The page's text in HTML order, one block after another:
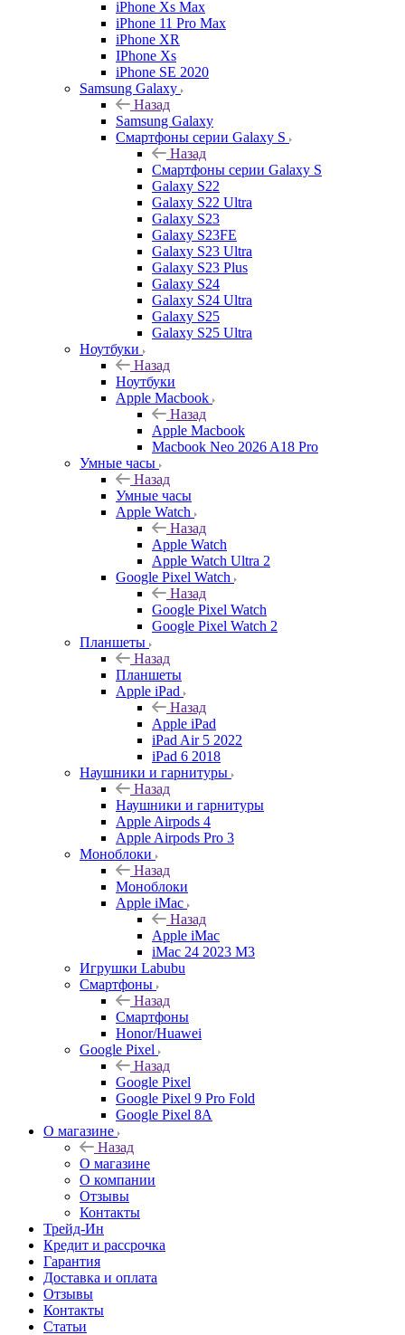
iPhone Xs Max
iPhone 11 Pro Max
iPhone XR
IPhone Xs
iPhone SE 2020
Samsung Galaxy
Назад
Samsung Galaxy
Смартфоны серии Galaxy S
Назад
Смартфоны серии Galaxy S
Galaxy S22
Galaxy S22 Ultra
Galaxy S23
Galaxy S23FE
Galaxy S23 Ultra
Galaxy S23 Plus
Galaxy S24
Galaxy S24 Ultra
Galaxy S25
Galaxy S25 Ultra
Ноутбуки
Назад
Ноутбуки
Apple Macbook
Назад
Apple Macbook
Macbook Neo 2026 A18 Pro
Умные часы
Назад
Умные часы
Apple Watch
Назад
Apple Watch
Apple Watch Ultra 2
Google Pixel Watch
Назад
Google Pixel Watch
Google Pixel Watch 2
Планшеты
Назад
Планшеты
Apple iPad
Назад
Apple iPad
iPad Air 5 2022
iPad 6 2018
Наушники и гарнитуры
Назад
Наушники и гарнитуры
Apple Airpods 4
Apple Airpods Pro 3
Моноблоки
Назад
Моноблоки
Apple iMac
Назад
Apple iMac
iMac 24 2023 M3
Игрушки Labubu
Смартфоны
Назад
Смартфоны
Honor/Huawei
Google Pixel
Назад
Google Pixel
Google Pixel 9 Pro Fold
Google Pixel 8A
О магазине
Назад
О магазине
О компании
Отзывы
Контакты
Трейд-Ин
Кредит и рассрочка
Гарантия
Доставка и оплата
Отзывы
Контакты
Статьи